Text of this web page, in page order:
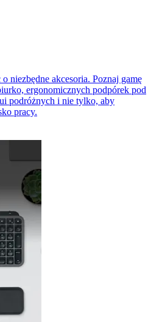
niezbędne akcesoria. Poznaj gamę
ergonomicznych podpórek pod
podróżnych i nie tylko, aby
pracy.